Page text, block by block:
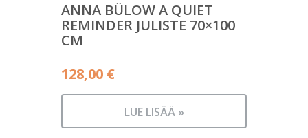
ANNA BÜLOW A QUIET
REMINDER JULISTE 70×100
CM
128,00 €
LUE LISÄÄ »